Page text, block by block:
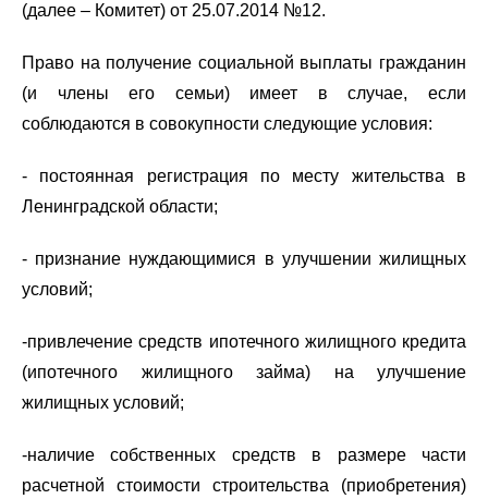
(далее – Комитет) от 25.07.2014 №12.
Право на получение социальной выплаты гражданин
(и члены его семьи) имеет в случае, если
соблюдаются в совокупности следующие условия:
- постоянная регистрация по месту жительства в
Ленинградской области;
- признание нуждающимися в улучшении жилищных
условий;
-привлечение средств ипотечного жилищного кредита
(ипотечного жилищного займа) на улучшение
жилищных условий;
-наличие собственных средств в размере части
расчетной стоимости строительства (приобретения)